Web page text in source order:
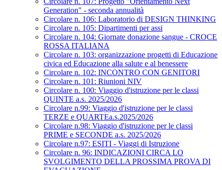
Generation" - seconda annualità
Circolare n. 106: Laboratorio di DESIGN THINKING
Circolare n. 105: Dipartimenti per assi
Circolare n. 104: Giornate donazione sangue - CROCE
ROSSA ITALIANA
Circolare n. 103: organizzazione progetti di Educazione
civica ed Educazione alla salute e al benessere
Circolare n. 102: INCONTRO CON GENITORI
Circolare n. 101: Riunioni NIV
Circolare n. 100: Viaggio d'istruzione per le classi
QUINTE a.s. 2025/2026
Circolare n.99: Viaggio d'istruzione per le classi
TERZE e QUARTEa.s.2025/2026
Circolare n.98: Viaggio d'istruzione per le classi
PRIME e SECONDE a.s. 2025/2026
Circolare n.97: ESITI - Viaggi di Istruzione
Circolare n. 96: INDICAZIONI CIRCA LO
SVOLGIMENTO DELLA PROSSIMA PROVA DI